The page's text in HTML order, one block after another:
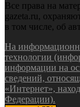
Все права на
gazeta.ru,
в том числе, об
На
технологии
информации на
сведений,
«Интернет»,
Федерации).